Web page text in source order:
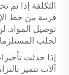
التكلفة إذا تم
قريبة من خط
توصيل المواد.
لجلب
إذا حدثت
آلات تتميز